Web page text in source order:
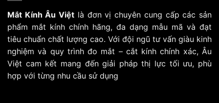
Mắt Kính Âu Việt là đơn vị chuyên cung cấp các sản
phẩm mắt kính chính hãng, đa dạng mẫu mã và đạt
tiêu chuẩn chất lượng cao. Với đội ngũ tư vấn giàu kinh
nghiệm và quy trình đo mắt – cắt kính chính xác, Âu
Việt cam kết mang đến giải pháp thị lực tối ưu, phù
hợp với từng nhu cầu sử dụng